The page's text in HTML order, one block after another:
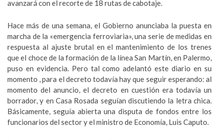
avanzará con el recorte de 18 rutas de cabotaje.
Hace más de una semana, el Gobierno anunciaba la puesta en
marcha de la «emergencia ferroviaria», una serie de medidas en
respuesta al ajuste brutal en el mantenimiento de los trenes
que el choce de la formación de la línea San Martín, en Palermo,
puso en evidencia. Pero tal como adelantó este diario en su
momento , para el decreto todavía hay que seguir esperando: al
momento del anuncio, el decreto en cuestión era todavía un
borrador, y en Casa Rosada seguían discutiendo la letra chica.
Básicamente, seguía abierta una disputa de fondos entre los
funcionarios del sector y el ministro de Economía, Luis Caputo.